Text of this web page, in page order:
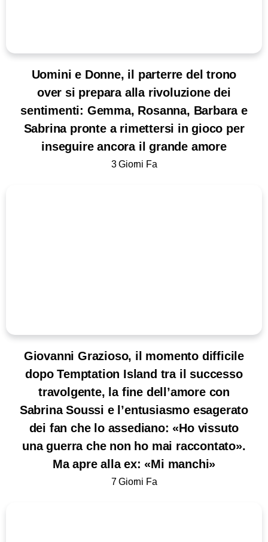
Uomini e Donne, il parterre del trono
over si prepara alla rivoluzione dei
sentimenti: Gemma, Rosanna, Barbara e
Sabrina pronte a rimettersi in gioco per
inseguire ancora il grande amore
3 Giorni Fa
Giovanni Grazioso, il momento difficile
dopo Temptation Island tra il successo
travolgente, la fine dell’amore con
Sabrina Soussi e l’entusiasmo esagerato
dei fan che lo assediano: «Ho vissuto
una guerra che non ho mai raccontato».
Ma apre alla ex: «Mi manchi»
7 Giorni Fa